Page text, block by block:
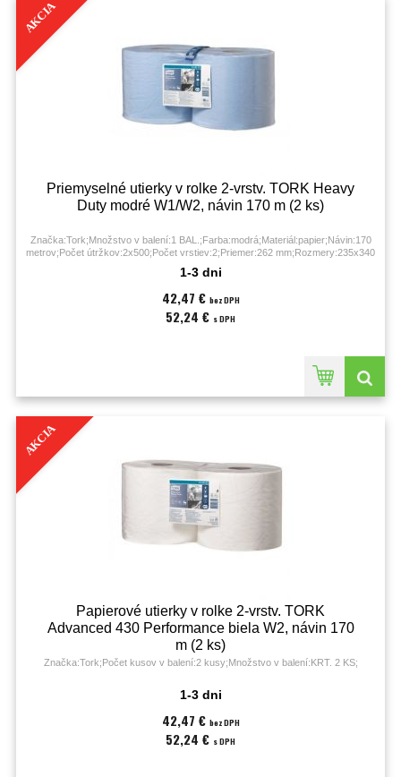
AKCIA
Priemyselné utierky v rolke 2-vrstv. TORK Heavy
Duty modré W1/W2, návin 170 m (2 ks)
Značka:Tork;Množstvo v balení:1 BAL.;Farba:modrá;Materiál:papier;Návin:170
metrov;Počet útržkov:2x500;Počet vrstiev:2;Priemer:262 mm;Rozmery:235x340
1-3 dni
42,47 € bez DPH
52,24 € s DPH
AKCIA
Papierové utierky v rolke 2-vrstv. TORK
Advanced 430 Performance biela W2, návin 170
m (2 ks)
Značka:Tork;Počet kusov v balení:2 kusy;Množstvo v balení:KRT. 2 KS;
1-3 dni
42,47 € bez DPH
52,24 € s DPH